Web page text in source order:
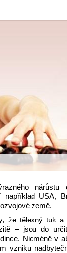
nárůstu
například USA,
země.
že tělesný tuk a
– jsou do
Nicméně v
vzniku